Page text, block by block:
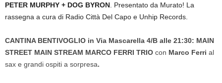
PETER MURPHY + DOG BYRON . Presentato da Murato! La
rassegna a cura di Radio Città Del Capo e Unhip Records.
CANTINA BENTIVOGLIO in Via Mascarella 4/B alle 21:30: MAIN
STREET MAIN STREAM MARCO FERRI TRIO con Marco Ferri al
sax e grandi ospiti a sorpresa.